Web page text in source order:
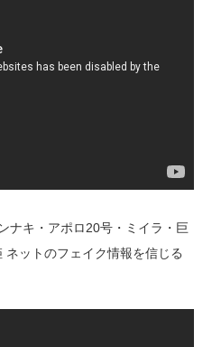
ナキ・アポロ20号・ミイラ・巨
ットのフェイク情報を信じる